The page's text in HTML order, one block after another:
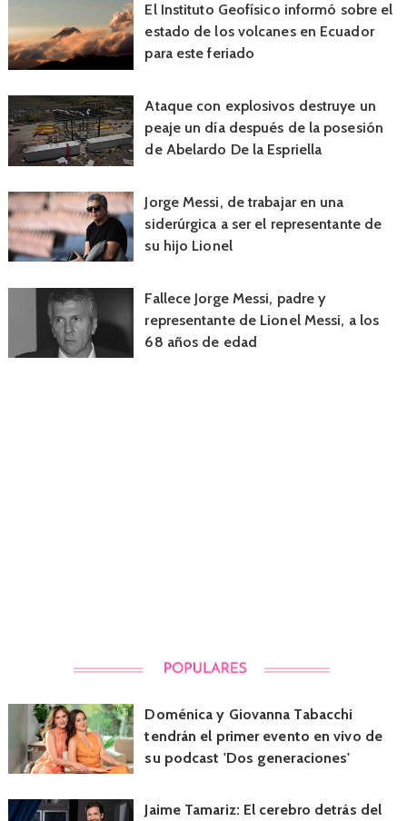
El Instituto Geofísico informó sobre el
estado de los volcanes en Ecuador
para este feriado
Ataque con explosivos destruye un
peaje un día después de la posesión
de Abelardo De la Espriella
Jorge Messi, de trabajar en una
siderúrgica a ser el representante de
su hijo Lionel
Fallece Jorge Messi, padre y
representante de Lionel Messi, a los
68 años de edad
Doménica y Giovanna Tabacchi
tendrán el primer evento en vivo de
su podcast 'Dos generaciones'
Jaime Tamariz: El cerebro detrás del